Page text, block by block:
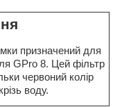
призначений для
GPro 8. Цей фільтр
червоний колір
воду.